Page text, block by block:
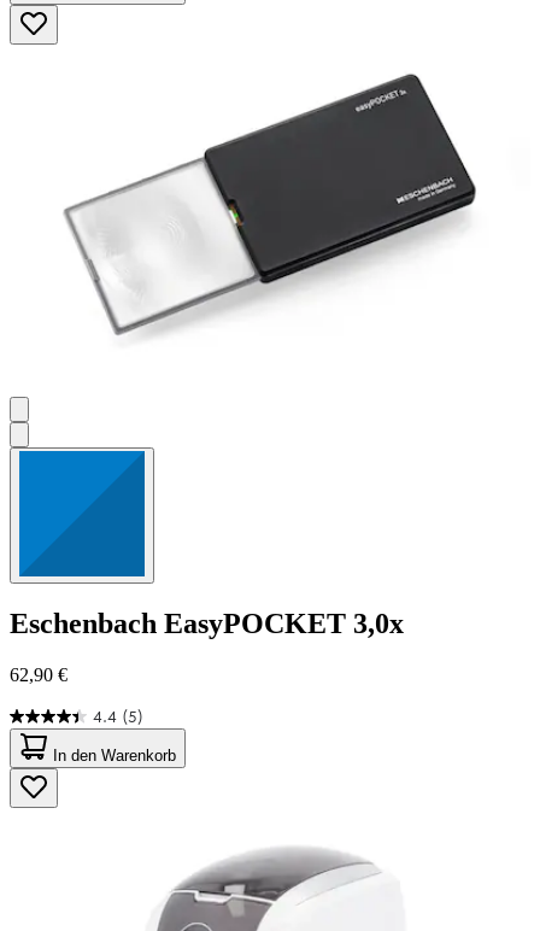
5
Sternen.
4
Eschenbach EasyPOCKET 3,0x
62,90 €
4.4 (5)
4.4
von
5
Sternen.
5
In den Warenkorb